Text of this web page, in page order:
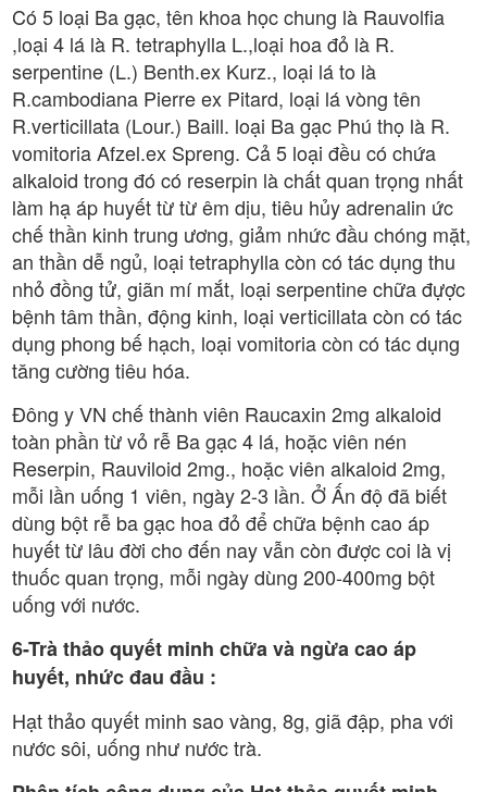
Có 5 loại Ba gạc, tên khoa học chung là Rauvolfia
,loại 4 lá là R. tetraphylla L.,loại hoa đỏ là R.
serpentine (L.) Benth.ex Kurz., loại lá to là
R.cambodiana Pierre ex Pitard, loại lá vòng tên
R.verticillata (Lour.) Baill. loại Ba gạc Phú thọ là R.
vomitoria Afzel.ex Spreng. Cả 5 loại đều có chứa
alkaloid trong đó có reserpin là chất quan trọng nhất
làm hạ áp huyết từ từ êm dịu, tiêu hủy adrenalin ức
chế thần kinh trung ương, giảm nhức đầu chóng mặt,
an thần dễ ngủ, loại tetraphylla còn có tác dụng thu
nhỏ đồng tử, giãn mí mắt, loại serpentine chữa đựợc
bệnh tâm thần, động kinh, loại verticillata còn có tác
dụng phong bế hạch, loại vomitoria còn có tác dụng
tăng cường tiêu hóa.
Đông y VN chế thành viên Raucaxin 2mg alkaloid
toàn phần từ vỏ rễ Ba gạc 4 lá, hoặc viên nén
Reserpin, Rauviloid 2mg., hoặc viên alkaloid 2mg,
mỗi lần uống 1 viên, ngày 2-3 lần. Ở Ấn độ đã biết
dùng bột rễ ba gạc hoa đỏ để chữa bệnh cao áp
huyết từ lâu đời cho đến nay vẫn còn được coi là vị
thuốc quan trọng, mỗi ngày dùng 200-400mg bột
uống với nước.
6-Trà thảo quyết minh chữa và ngừa cao áp
huyết, nhức đau đầu :
Hạt thảo quyết minh sao vàng, 8g, giã đập, pha với
nước sôi, uống như nước trà.